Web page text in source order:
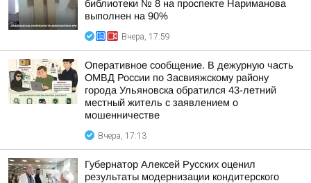
библиотеки № 8 на проспекте Нариманова
выполнен на 90%
Вчера, 17:59
Оперативное сообщение. В дежурную часть
ОМВД России по Засвияжскому району
города Ульяновска обратился 43-летний
местный житель с заявлением о
мошенничестве
Вчера, 17:13
Губернатор Алексей Русских оценил
результаты модернизации кондитерского